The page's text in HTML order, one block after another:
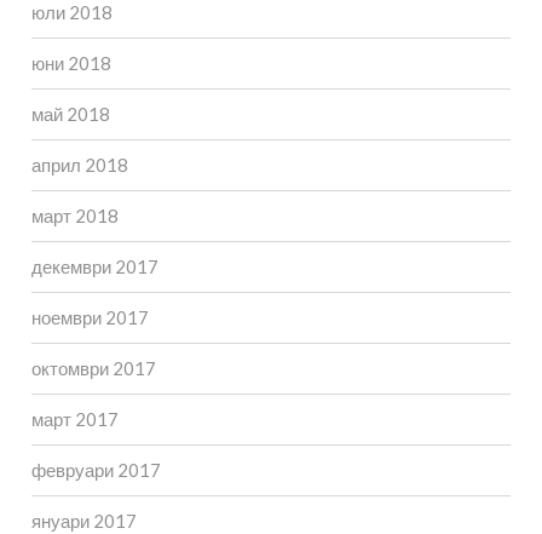
юли 2018
юни 2018
май 2018
април 2018
март 2018
декември 2017
ноември 2017
октомври 2017
март 2017
февруари 2017
януари 2017